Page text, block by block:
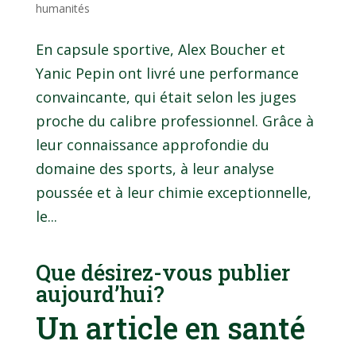
humanités
En capsule sportive, Alex Boucher et
Yanic Pepin ont livré une performance
convaincante, qui était selon les juges
proche du calibre professionnel. Grâce à
leur connaissance approfondie du
domaine des sports, à leur analyse
poussée et à leur chimie exceptionnelle,
le...
Que désirez-vous publier
aujourd’hui?
Un article en santé